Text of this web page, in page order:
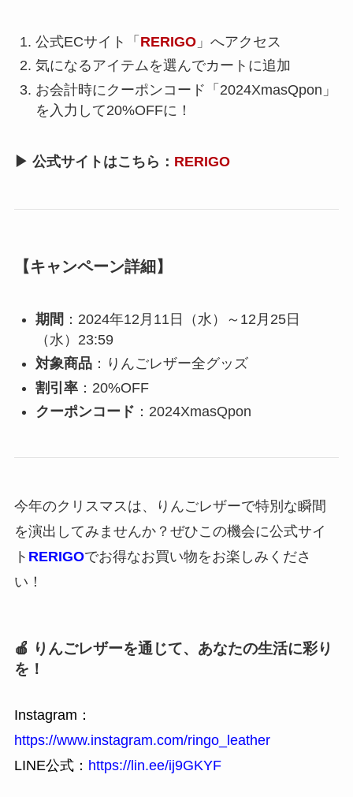
公式ECサイト「 RERIGO」へアクセス
気になるアイテムを選んでカートに追加
お会計時にクーポンコード「2024XmasQpon」
を入力して20%OFFに！
▶ 公式サイトはこちら： RERIGO
【キャンペーン詳細】
期間 ：2024年12月11日（水）～12月25日
（水）23:59
対象商品：りんごレザー全グッズ
割引率：20%OFF
クーポンコード ：2024XmasQpon
今年のクリスマスは、りんごレザーで特別な瞬間
を演出してみませんか？ぜひこの機会に公式サイ
ト RERIGOでお得なお買い物をお楽しみくださ
い！
🍎 りんごレザーを通じて、あなたの生活に彩り
を！
Instagram：
https://www.instagram.com/ringo_leather
LINE公式： https://lin.ee/ij9GKYF